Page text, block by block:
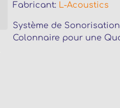
Fabricant: L-Acoustics
Système de Sonorisation
Colonnaire pour une